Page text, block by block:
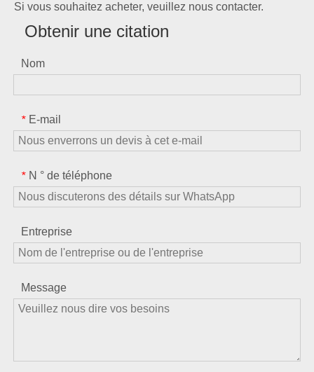
Si vous souhaitez acheter, veuillez nous contacter.
Obtenir une citation
Nom
* E-mail
* N ° de téléphone
Entreprise
Message